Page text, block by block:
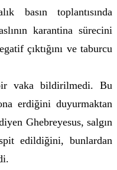
basın toplantısında
karantina sürecini
çıktığını ve taburcu
vaka bildirilmedi. Bu
erdiğini duyurmaktan
Ghebreyesus, salgın
edildiğini, bunlardan